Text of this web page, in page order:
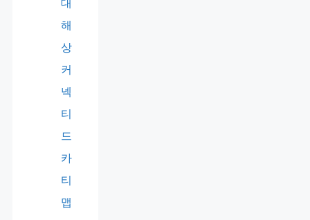
대
해
상
커
넥
티
드
카
티
맵